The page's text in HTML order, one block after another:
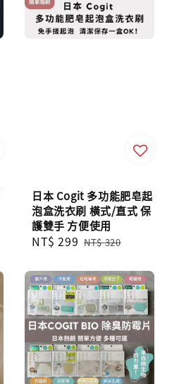
日本 Cogit 多功能肥皂起
泡盒洗衣刷 橫式/直式 保
護雙手 方便使用
Sale
NT$ 299 Regular
NT$ 320